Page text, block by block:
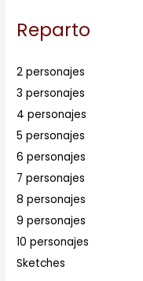
Reparto
2 personajes
3 personajes
4 personajes
5 personajes
6 personajes
7 personajes
8 personajes
9 personajes
10 personajes
Sketches